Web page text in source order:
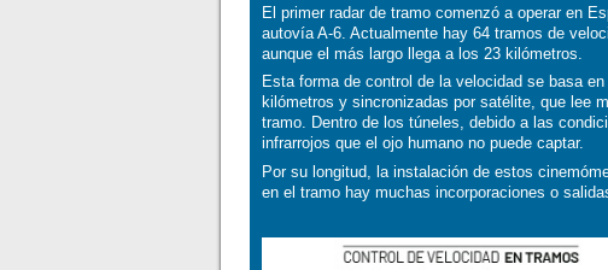
El primer radar de tramo comenzó a operar en
autovía A-6. Actualmente hay 64 tramos de
aunque el más largo llega a los 23 kilómetros.
Esta forma de control de la velocidad se basa
kilómetros y sincronizadas por satélite, que lee
tramo. Dentro de los túneles, debido a las
infrarrojos que el ojo humano no puede captar.
Por su longitud, la instalación de estos
en el tramo hay muchas incorporaciones o